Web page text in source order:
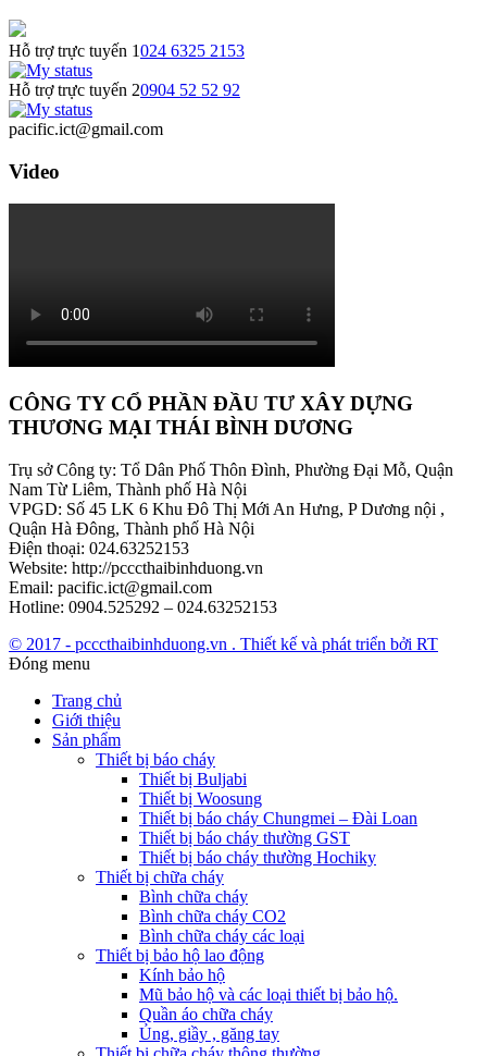
Hỗ trợ trực tuyến 1024 6325 2153
Hỗ trợ trực tuyến 20904 52 52 92
pacific.ict@gmail.com
Video
CÔNG TY CỔ PHẦN ĐẦU TƯ XÂY DỰNG
THƯƠNG MẠI THÁI BÌNH DƯƠNG
Trụ sở Công ty: Tổ Dân Phố Thôn Đình, Phường Đại Mỗ, Quận
Nam Từ Liêm, Thành phố Hà Nội
VPGD: Số 45 LK 6 Khu Đô Thị Mới An Hưng, P Dương nội ,
Quận Hà Đông, Thành phố Hà Nội
Điện thoại: 024.63252153
Website: http://pcccthaibinhduong.vn
Email: pacific.ict@gmail.com
Hotline: 0904.525292 – 024.63252153
© 2017 - pcccthaibinhduong.vn . Thiết kế và phát triển bởi RT
Đóng menu
Trang chủ
Giới thiệu
Sản phẩm
Thiết bị báo cháy
Thiết bị Buljabi
Thiết bị Woosung
Thiết bị báo cháy Chungmei – Đài Loan
Thiết bị báo cháy thường GST
Thiết bị báo cháy thường Hochiky
Thiết bị chữa cháy
Bình chữa cháy
Bình chữa cháy CO2
Bình chữa cháy các loại
Thiết bị bảo hộ lao động
Kính bảo hộ
Mũ bảo hộ và các loại thiết bị bảo hộ.
Quần áo chữa cháy
Ủng, giầy , găng tay